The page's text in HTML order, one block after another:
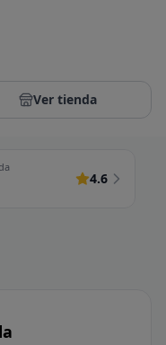
Ver tienda
4.6